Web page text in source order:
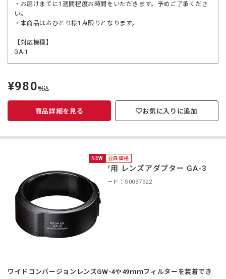
・お届けまでに1週間程度お時間をいただきます。予めご了承くださ
い。
・本商品はおひとり様1点限りとなります。
【対応機種】
GA-1
定
価
¥980税込
商品詳細を見る お気に入りに追加
NEW 会員価格
GR IV用 レンズアダプター GA-3
商品コード：S0037922
ワイドコンバージョンレンズGW-4や49ｍｍフィルターを装着でき